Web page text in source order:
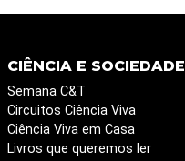
CIÊNCIA E SOCIEDADE
Semana C&T
Circuitos Ciência Viva
Ciência Viva em Casa
Livros que queremos ler